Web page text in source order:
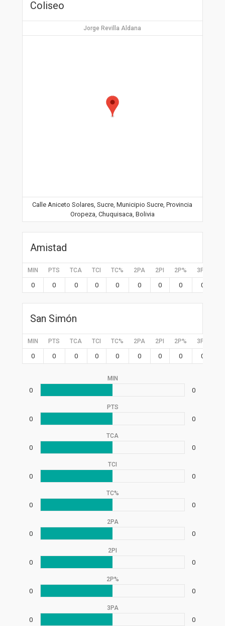
Coliseo
Jorge Revilla Aldana
Calle Aniceto Solares, Sucre, Municipio Sucre, Provincia
Oropeza, Chuquisaca, Bolivia
Amistad
MIN PTS TCA TCI TC% 2PA 2PI 2P% 3PA
0 0 0 0 0 0 0 0 0
San Simón
MIN PTS TCA TCI TC% 2PA 2PI 2P% 3PA
0 0 0 0 0 0 0 0 0
MIN
0 0
PTS
0 0
TCA
0 0
TCI
0 0
TC%
0 0
2PA
0 0
2PI
0 0
2P%
0 0
3PA
0 0